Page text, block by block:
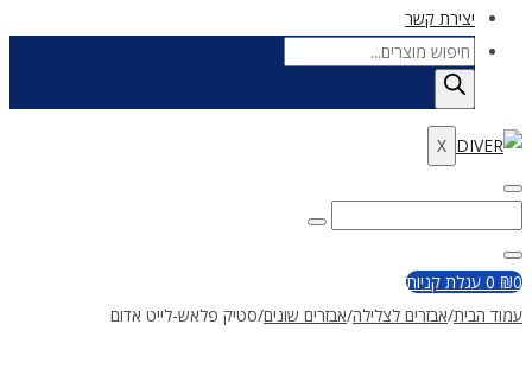
יצירת קשר
Products
search
X
Enter
Keywordfor:
Close
₪0
0 עגלת קניות
עמוד הבית/אבזרים לצלילה/אבזרים שונים/סטיק פלאש-לייט אדום